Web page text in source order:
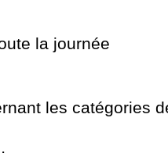
la journée
les catégories